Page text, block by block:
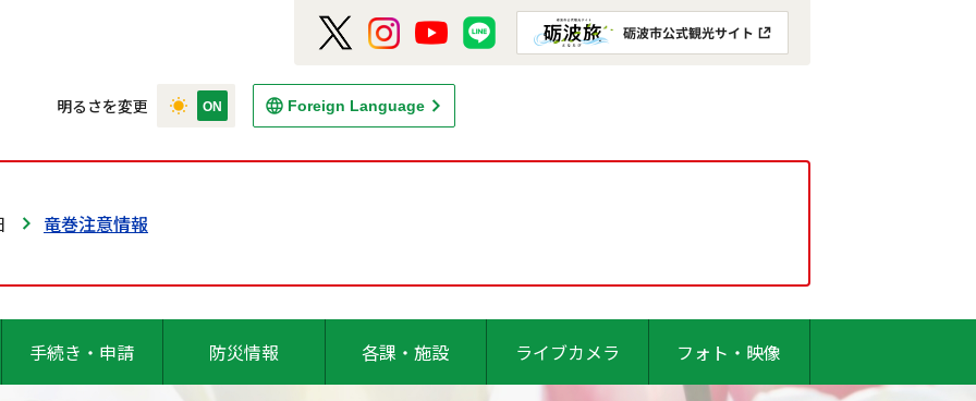
明るさを変更 Foreign Language
竜巻注意情報
手続き・申請 防災情報 各課・施設 ライブカメラ フォト・映像